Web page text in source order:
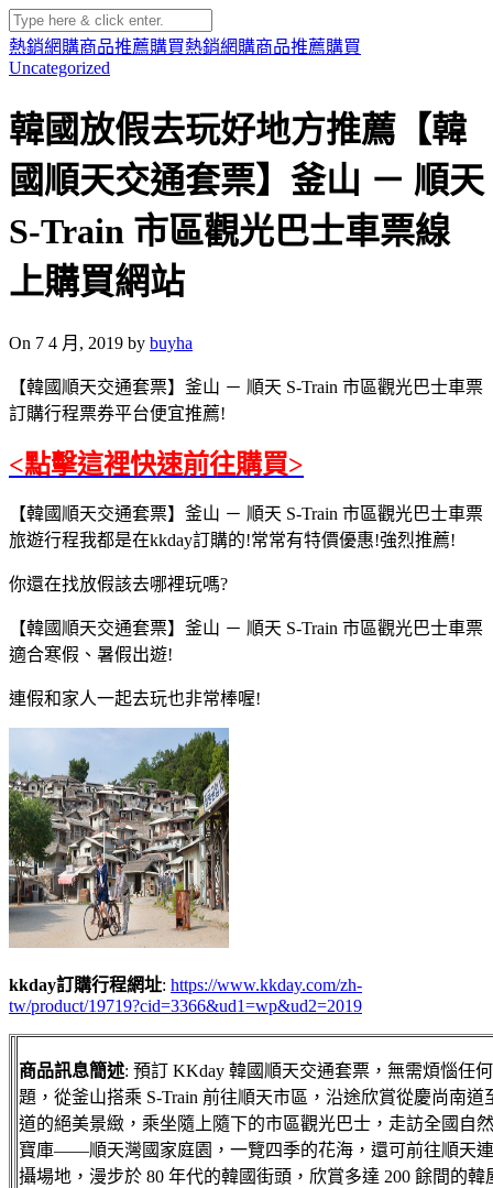
熱銷網購商品推薦購買熱銷網購商品推薦購買
Uncategorized
韓國放假去玩好地方推薦【韓
國順天交通套票】釜山 － 順天
S-Train 市區觀光巴士車票線
上購買網站
On 7 4 月, 2019 by buyha
【韓國順天交通套票】釜山 － 順天 S-Train 市區觀光巴士車票
訂購行程票券平台便宜推薦!
<點擊這裡快速前往購買>
【韓國順天交通套票】釜山 － 順天 S-Train 市區觀光巴士車票
旅遊行程我都是在kkday訂購的!常常有特價優惠!強烈推薦!
你還在找放假該去哪裡玩嗎?
【韓國順天交通套票】釜山 － 順天 S-Train 市區觀光巴士車票
適合寒假、暑假出遊!
連假和家人一起去玩也非常棒喔!
kkday訂購行程網址: https://www.kkday.com/zh-
tw/product/19719?cid=3366&ud1=wp&ud2=2019
商品訊息簡述: 預訂 KKday 韓國順天交通套票，無需煩惱任
題，從釜山搭乘 S-Train 前往順天市區，沿途欣賞從慶尚南道
道的絕美景緻，乘坐隨上隨下的市區觀光巴士，走訪全國自
寶庫——順天灣國家庭園，一覽四季的花海，還可前往順天
攝場地，漫步於 80 年代的韓國街頭，欣賞多達 200 餘間的韓